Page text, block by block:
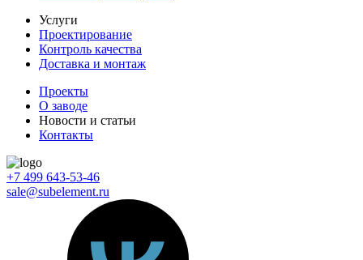
Услуги
Проектирование
Контроль качества
Доставка и монтаж
Проекты
О заводе
Новости и статьи
Контакты
+7 499 643-53-46
sale@subelement.ru